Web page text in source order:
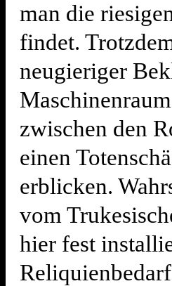
man die
findet.
neugieriger
zwischen den
einen
erblicken.
vom
hier fest